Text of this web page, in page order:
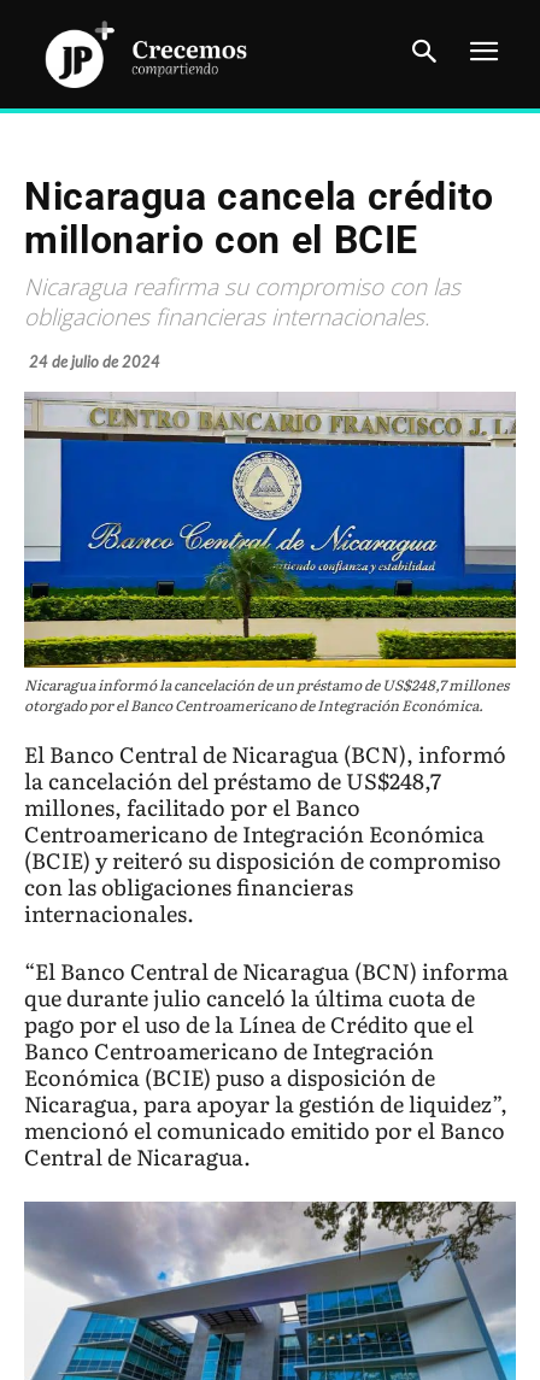
Nicaragua cancela crédito
millonario con el BCIE
Nicaragua reafirma su compromiso con las
obligaciones financieras internacionales.
24 de julio de 2024
Nicaragua informó la cancelación de un préstamo de US$248,7 millones
otorgado por el Banco Centroamericano de Integración Económica.
El Banco Central de Nicaragua (BCN), informó
la cancelación del préstamo de US$248,7
millones, facilitado por el Banco
Centroamericano de Integración Económica
(BCIE) y reiteró su disposición de compromiso
con las obligaciones financieras
internacionales.
“El Banco Central de Nicaragua (BCN) informa
que durante julio canceló la última cuota de
pago por el uso de la Línea de Crédito que el
Banco Centroamericano de Integración
Económica (BCIE) puso a disposición de
Nicaragua, para apoyar la gestión de liquidez”,
mencionó el comunicado emitido por el Banco
Central de Nicaragua.